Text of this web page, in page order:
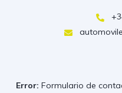
Error: Formulario de